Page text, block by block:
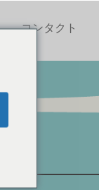
コンタクト